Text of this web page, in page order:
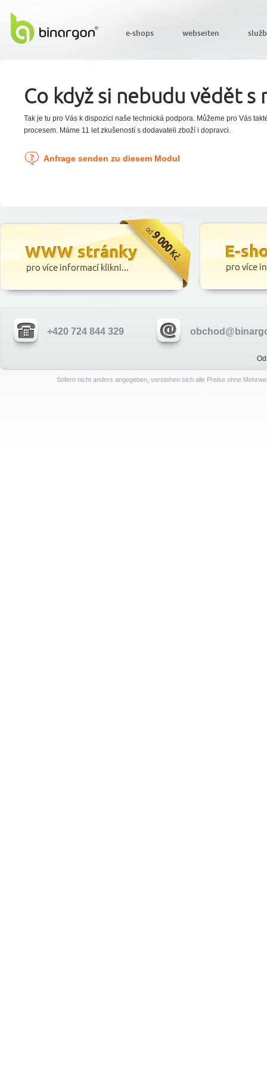
Co když si nebudu vědět s
Tak je tu pro Vás k dispozici naše technická podpora. Můžeme pro Vás
procesem. Máme 11 let zkušeností s dodavateli zboží i dopravci.
Anfrage senden zu diesem Modul
+420 724 844 329
Sofern nicht anders angegeben, verstehen sich alle Preise ohne
e-shops webseiten